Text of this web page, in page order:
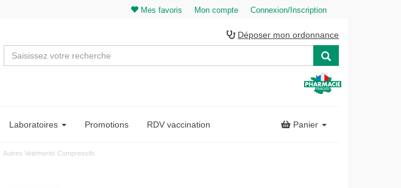
Mes favoris Mon compte Connexion/Inscription
Déposer mon ordonnance
Laboratoires Promotions RDV vaccination Panier
Autres Vetements Compressifs